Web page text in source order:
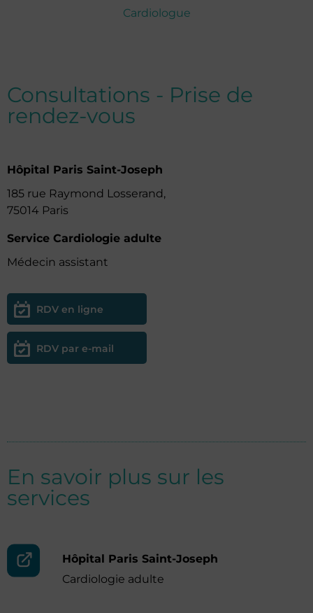
Cardiologue
Consultations - Prise de
rendez-vous
Hôpital Paris Saint-Joseph
185 rue Raymond Losserand,
75014 Paris
Service Cardiologie adulte
Médecin assistant
RDV en ligne
RDV par e-mail
En savoir plus sur les
services
Hôpital Paris Saint-Joseph
Cardiologie adulte